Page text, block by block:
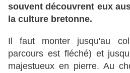
souvent découvrent eux
la culture bretonne.
Il faut monter jusqu'au
parcours est fléché) et
majestueux en pierre. Au